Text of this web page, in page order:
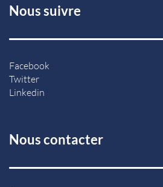
Nous suivre
Facebook
Twitter
Linkedin
Nous contacter